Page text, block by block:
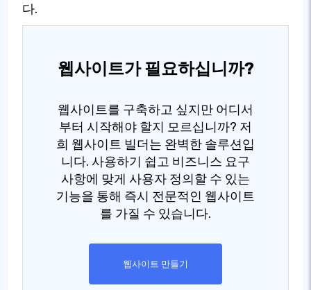
다.
웹사이트가 필요하십니까?
웹사이트를 구축하고 싶지만 어디서
부터 시작해야 할지 모르십니까? 저
희 웹사이트 빌더는 완벽한 솔루션입
니다. 사용하기 쉽고 비즈니스 요구
사항에 맞게 사용자 정의할 수 있는
기능을 통해 즉시 전문적인 웹사이트
를 가질 수 있습니다.
웹사이트 만들기